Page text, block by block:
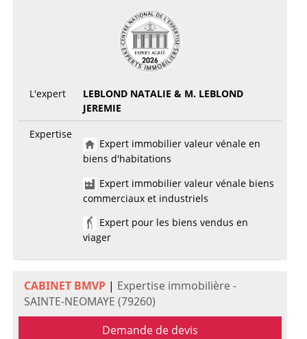
L'expert
LEBLOND NATALIE & M. LEBLOND
JEREMIE
Expertise
Expert immobilier valeur vénale en
biens d'habitations
Expert immobilier valeur vénale biens
commerciaux et industriels
Expert pour les biens vendus en
viager
CABINET BMVP| Expertise immobilière -
SAINTE-NEOMAYE (79260)
Demande de devis